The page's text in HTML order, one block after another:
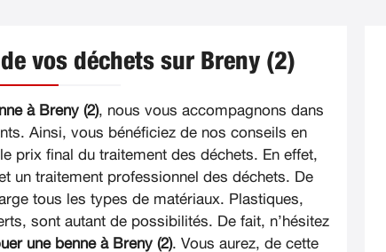
vos déchets sur Breny (2)
à Breny (2), nous vous accompagnons dans
Ainsi, vous bénéficiez de nos conseils en
prix final du traitement des déchets. En effet,
un traitement professionnel des déchets. De
tous les types de matériaux. Plastiques,
sont autant de possibilités. De fait, n’hésitez
une benne à Breny (2). Vous aurez, de cette